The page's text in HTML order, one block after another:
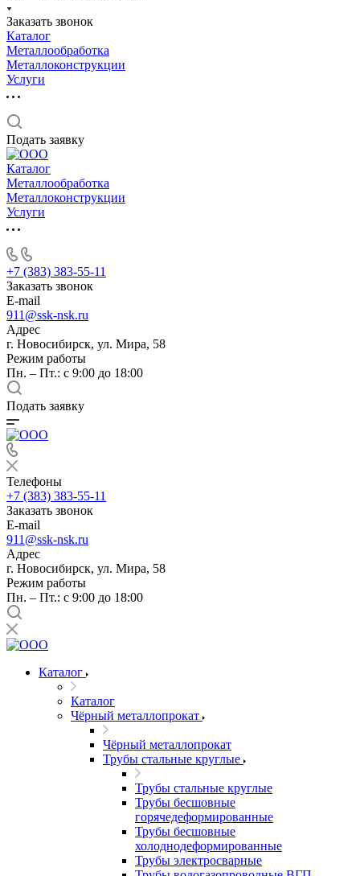
Заказать звонок
Каталог
Металлообработка
Металлоконструкции
Услуги
Подать заявку
Каталог
Металлообработка
Металлоконструкции
Услуги
+7 (383) 383-55-11
Заказать звонок
E-mail
911@ssk-nsk.ru
Адрес
г. Новосибирск, ул. Мира, 58
Режим работы
Пн. – Пт.: с 9:00 до 18:00
Подать заявку
Телефоны
+7 (383) 383-55-11
Заказать звонок
E-mail
911@ssk-nsk.ru
Адрес
г. Новосибирск, ул. Мира, 58
Режим работы
Пн. – Пт.: с 9:00 до 18:00
Каталог
Каталог
Чёрный металлопрокат
Чёрный металлопрокат
Трубы стальные круглые
Трубы стальные круглые
Трубы бесшовные
горячедеформированные
Трубы бесшовные
холоднодеформированные
Трубы электросварные